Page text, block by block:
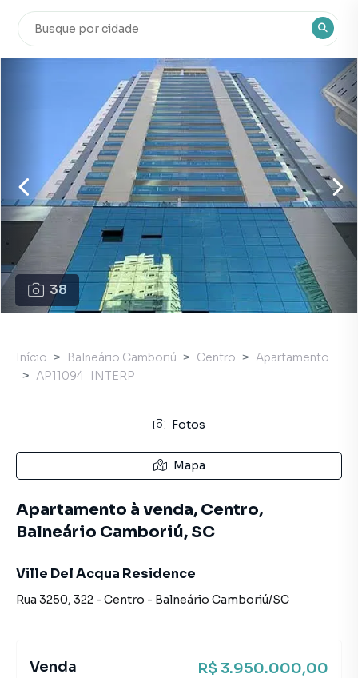
38
Início Balneário Camboriú Centro
Apartamento
AP11094_INTERP
Fotos
Mapa
Apartamento à venda, Centro,
Balneário Camboriú, SC
Ville Del Acqua Residence
Rua 3250, 322 - Centro - Balneário Camboriú/SC
Venda R$ 3.950.000,00